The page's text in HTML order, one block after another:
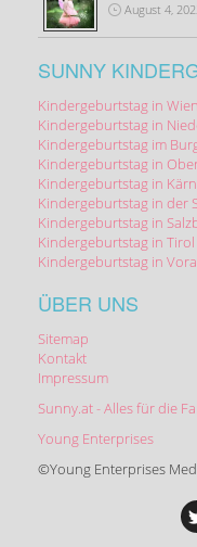
August 4,
SUNNY
Kindergeburtstag in Wien
Kindergeburtstag in
Kindergeburtstag im
Kindergeburtstag in
Kindergeburtstag in
Kindergeburtstag in der
Kindergeburtstag in
Kindergeburtstag in Tirol
Kindergeburtstag in
ÜBER UNS
Sitemap
Kontakt
Impressum
Sunny.at - Alles für die
Young Enterprises
©Young Enterprises